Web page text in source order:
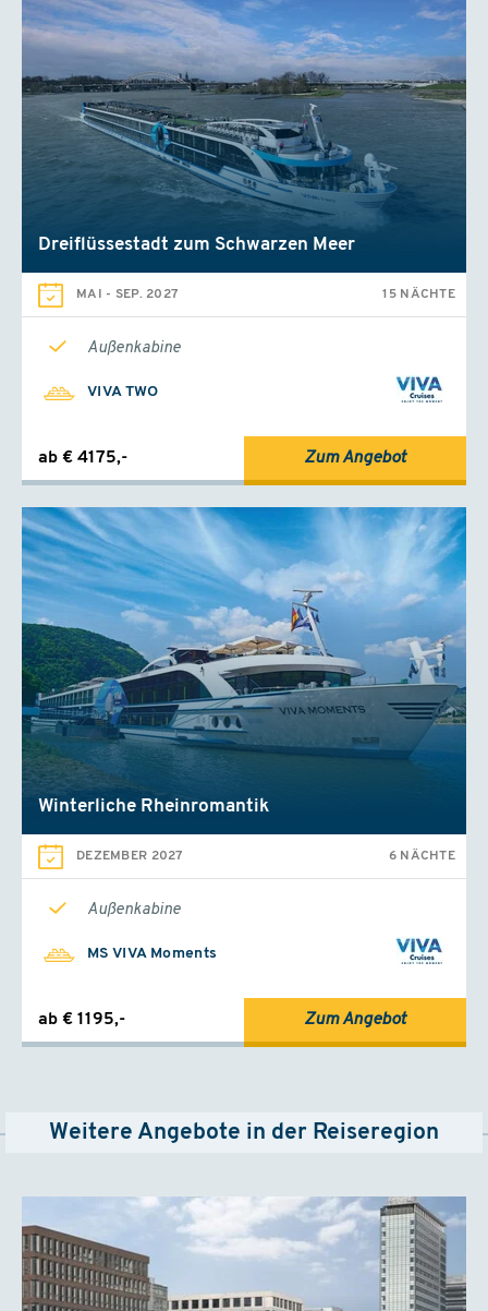
Dreiflüssestadt zum Schwarzen Meer
MAI - SEP. 2027 15 NÄCHTE
Außenkabine
VIVA TWO
ab € 4175,- Zum Angebot
Winterliche Rheinromantik
DEZEMBER 2027 6 NÄCHTE
Außenkabine
MS VIVA Moments
ab € 1195,- Zum Angebot
Weitere Angebote in der Reiseregion